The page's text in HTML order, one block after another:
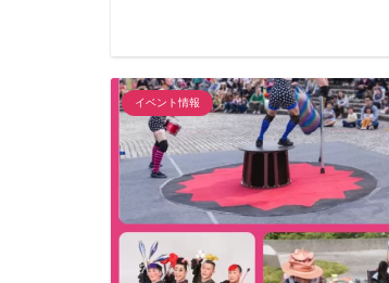
イベント情報